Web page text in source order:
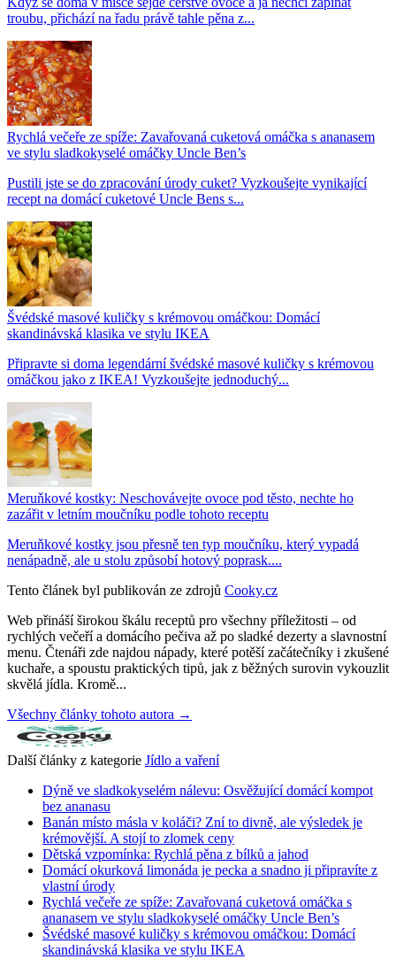
troubu, přichází na řadu právě tahle pěna z...
Rychlá večeře ze spíže: Zavařovaná cuketová omáčka s ananasem
ve stylu sladkokyselé omáčky Uncle Ben’s
Pustili jste se do zpracování úrody cuket? Vyzkoušejte vynikající
recept na domácí cuketové Uncle Bens s...
Švédské masové kuličky s krémovou omáčkou: Domácí
skandinávská klasika ve stylu IKEA
Připravte si doma legendární švédské masové kuličky s krémovou
omáčkou jako z IKEA! Vyzkoušejte jednoduchý...
Meruňkové kostky: Neschovávejte ovoce pod těsto, nechte ho
zazářit v letním moučníku podle tohoto receptu
Meruňkové kostky jsou přesně ten typ moučníku, který vypadá
nenápadně, ale u stolu způsobí hotový poprask....
Tento článek byl publikován ze zdrojů Cooky.cz
Web přináší širokou škálu receptů pro všechny příležitosti – od
rychlých večeří a domácího pečiva až po sladké dezerty a slavnostní
menu. Čtenáři zde najdou nápady, které potěší začátečníky i zkušené
kuchaře, a spoustu praktických tipů, jak z běžných surovin vykouzlit
skvělá jídla. Kromě...
Všechny články tohoto autora →
Další články z kategorie Jídlo a vaření
Dýně ve sladkokyselém nálevu: Osvěžující domácí kompot
bez ananasu
Banán místo másla v koláči? Zní to divně, ale výsledek je
krémovější. A stojí to zlomek ceny
Dětská vzpomínka: Rychlá pěna z bílků a jahod
Domácí okurková limonáda je pecka a snadno ji připravíte z
vlastní úrody
Rychlá večeře ze spíže: Zavařovaná cuketová omáčka s
ananasem ve stylu sladkokyselé omáčky Uncle Ben’s
Švédské masové kuličky s krémovou omáčkou: Domácí
skandinávská klasika ve stylu IKEA